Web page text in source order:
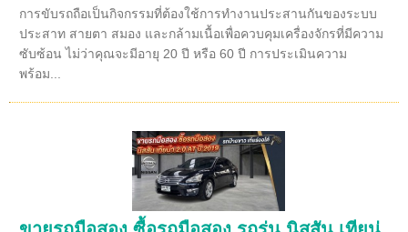
การขับรถถือเป็นกิจกรรมที่ต้องใช้การทำงานประสานกันของระบบ
ประสาท สายตา สมอง และกล้ามเนื้อเพื่อควบคุมเครื่องจักรที่มีความ
ซับซ้อน ไม่ว่าคุณจะมีอายุ 20 ปี หรือ 60 ปี การประเมินความ
พร้อม...